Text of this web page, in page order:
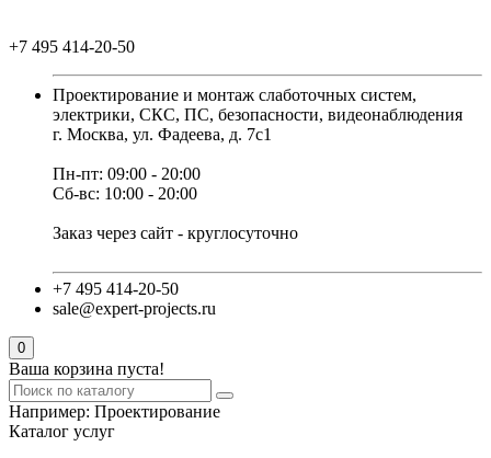
+7 495 414-20-50
Проектирование и монтаж слаботочных систем,
электрики, СКС, ПС, безопасности, видеонаблюдения
г. Москва, ул. Фадеева, д. 7с1
Пн-пт: 09:00 - 20:00
Сб-вс: 10:00 - 20:00
Заказ через сайт - круглосуточно
+7 495 414-20-50
sale@expert-projects.ru
0
Ваша корзина пуста!
Например: Проектирование
Каталог услуг